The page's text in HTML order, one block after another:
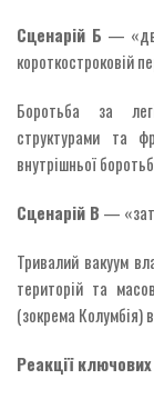
Сценарій Б —
короткостроковій
Боротьба за
структурами та
внутрішньої
Сценарій В —
Тривалий вакуум
територій та
(зокрема Колумбія)
Реакції